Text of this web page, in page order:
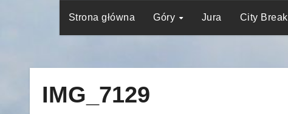
Strona główna Góry Jura City Break
IMG_7129